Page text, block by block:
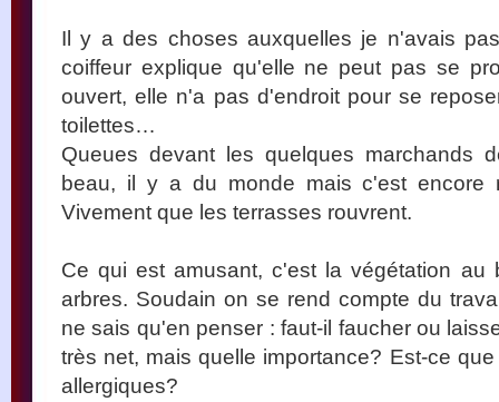
Il y a des choses auxquelles je n'avais
coiffeur explique qu'elle ne peut pas se
ouvert, elle n'a pas d'endroit pour se
toilettes…
Queues devant les quelques marchands
beau, il y a du monde mais c'est encore
Vivement que les terrasses rouvrent.
Ce qui est amusant, c'est la végétation
arbres. Soudain on se rend compte du
ne sais qu'en penser : faut-il faucher ou
très net, mais quelle importance? Est-ce
allergiques?